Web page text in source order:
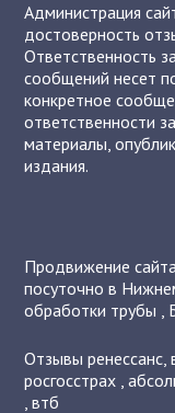
Администрация
достоверность
Ответственность
сообщений несет
конкретное
ответственности
материалы,
издания.
Продвижение
посуточно в
обработки трубы ,
Отзывыренессанс,
росгосстрах ,
,втб